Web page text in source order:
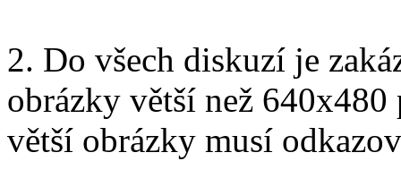
2. Do všech diskuzí je
obrázky větší než
větší obrázky musí